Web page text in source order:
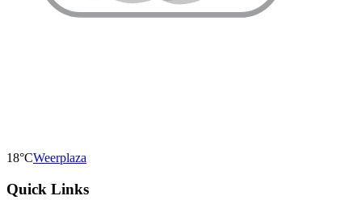
18°CWeerplaza
Quick Links